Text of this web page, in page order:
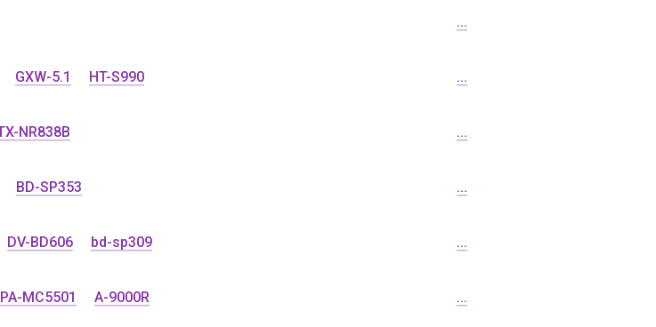
...
GXW-5.1 HT-S990 ...
NR838B ...
BD-SP353 ...
DV-BD606 bd-sp309 ...
PA-MC5501 A-9000R ...